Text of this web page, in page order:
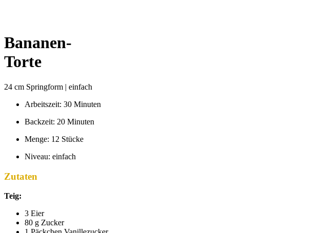
Bananen-
Torte
24 cm Springform | einfach
Arbeitszeit: 30 Minuten
Backzeit: 20 Minuten
Menge: 12 Stücke
Niveau: einfach
Zutaten
Teig:
3 Eier
80 g Zucker